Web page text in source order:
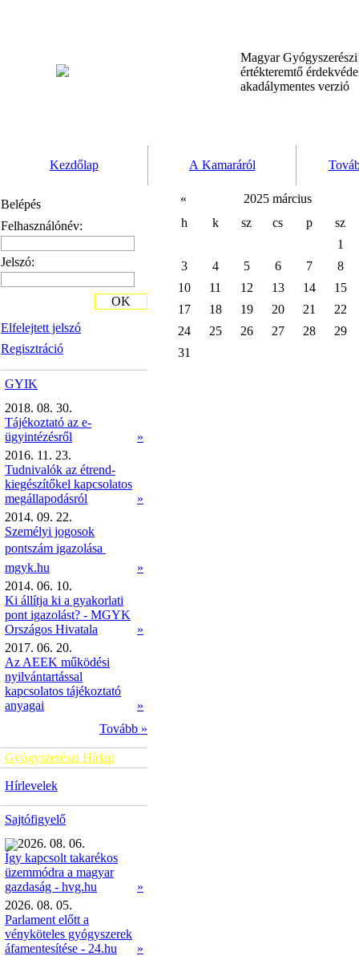
Magyar
értékteremtő
akadálymentes verzió
Kezdőlap A Kamaráról
Belépés
Felhasználónév:
Jelszó:
Elfelejtett jelszó
Regisztráció
OK
GYIK
2018. 08. 30.
Tájékoztató az e-
ügyintézésről
»
2016. 11. 23.
Tudnivalók az étrend-
kiegészítőkel kapcsolatos
megállapodásról
»
2014. 09. 22.
Személyi jogosok
pontszám igazolása 
mgyk.hu
»
2014. 06. 10.
Ki állítja ki a gyakorlati
pont igazolást? - MGYK
Országos Hivatala
»
2017. 06. 20.
Az AEEK működési
nyilvántartással
kapcsolatos tájékoztató
anyagai
»
Tovább »
Gyógyszerészi Hírlap
Hírlevelek
Sajtófigyelő
2026. 08. 06.
Így kapcsolt takarékos
üzemmódra a magyar
gazdaság - hvg.hu
»
2026. 08. 05.
Parlament előtt a
vényköteles gyógyszerek
áfamentesítése - 24.hu
»
«
2025 március
h
k sz cs p
sz
1
3
4 5 6 7
8
10
11 12 13 14
15
17
18 19 20 21
22
24
25 26 27 28
29
31